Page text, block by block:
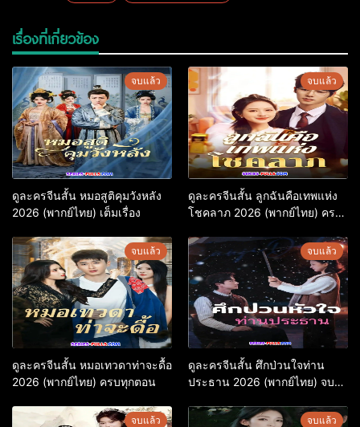
เรื่องที่เกี่ยวข้อง
จบแล้ว
ดูละครจีนสั้น หมอสูติคุมวังหลัง
2026 (พากย์ไทย) เต็มเรื่อง
จบแล้ว
ดูละครจีนสั้น ลูกฉันคือเทพแห่ง
โชคลาภ 2026 (พากย์ไทย) ครบ
จบแล้ว
ดูละครจีนสั้น หมอเทวดาท่าจะดื้อ
2026 (พากย์ไทย) ครบทุกตอน
จบแล้ว
ดูละครจีนสั้น ศึกป่วนใจท่าน
ประธาน 2026 (พากย์ไทย) จบ
จบแล้ว จบแล้ว